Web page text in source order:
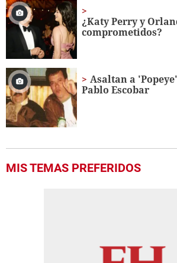
¿Katy Perry y
comprometidos?
Asaltan a
Pablo Escobar
MIS TEMAS PREFERIDOS